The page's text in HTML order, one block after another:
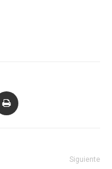
Siguiente